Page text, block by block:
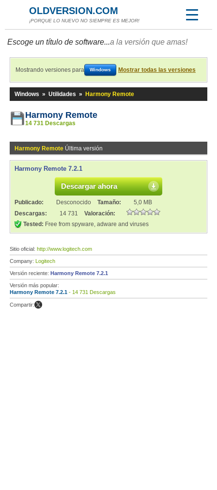
OLDVERSION.COM
¡PORQUE LO NUEVO NO SIEMPRE ES MEJOR!
Escoge un título de software...a la versión que amas!
Mostrando versiones para Windows Mostrar todas las versiones
Windows » Utilidades » Harmony Remote
Harmony Remote
14 731 Descargas
Harmony Remote Última versión
Harmony Remote 7.2.1
Descargar ahora
Publicado: Desconocido Tamaño:
5,0 MB
Descargas:
14 731
Valoración:
Tested: Free from spyware, adware and viruses
Sitio oficial: http://www.logitech.com
Company: Logitech
Versión reciente: Harmony Remote 7.2.1
Versión más popular:
Harmony Remote 7.2.1 - 14 731 Descargas
Compartir: